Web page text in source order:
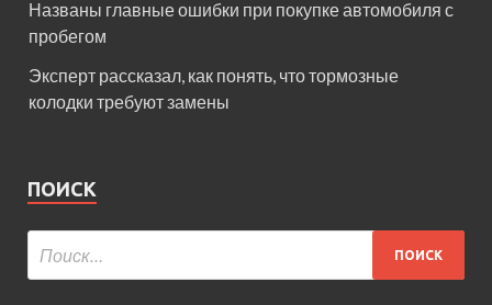
Названы главные ошибки при покупке автомобиля с
пробегом
Эксперт рассказал, как понять, что тормозные
колодки требуют замены
ПОИСК